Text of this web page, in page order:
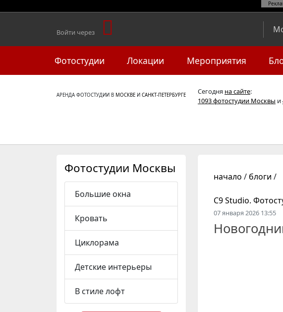
Войти через
Фотостудии Локации Мероприятия
АРЕНДА ФОТОСТУДИИ В МОСКВЕ И САНКТ-ПЕТЕРБУРГЕ Сегодня на сайте:
1093 фотостудии Москвы и
начало / блоги /
C9 Studio.
07 января 2026 13:55
Фотостудии Москвы
Большие окна
Кровать
Циклорама
Детские интерьеры
В стиле лофт